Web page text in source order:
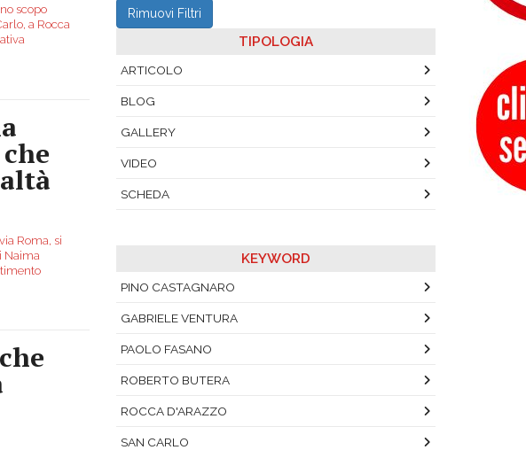
scopo
a Rocca
Roma, si
Naima
Rimuovi Filtri
TIPOLOGIA
ARTICOLO
BLOG
GALLERY
VIDEO
SCHEDA
KEYWORD
PINO CASTAGNARO
GABRIELE VENTURA
PAOLO FASANO
ROBERTO BUTERA
ROCCA D'ARAZZO
SAN CARLO